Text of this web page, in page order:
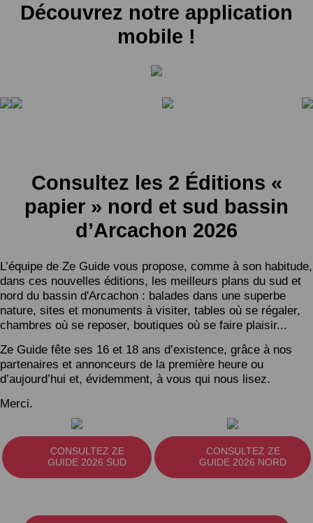
Découvrez notre application
mobile !
Consultez les 2 Éditions «
papier » nord et sud bassin
d’Arcachon 2026
L’équipe de Ze Guide vous propose, comme à son habitude,
dans ces nouvelles éditions, les meilleurs plans du sud et
nord du bassin d'Arcachon : balades dans une superbe
nature, sites et monuments à visiter, tables où se régaler,
chambres où se reposer, boutiques où se faire plaisir...
Ze Guide fête ses 16 et 18 ans d’existence, grâce à nos
partenaires et annonceurs de la première heure ou
d’aujourd’hui et, évidemment, à vous qui nous lisez.
Merci.
CONSULTEZ ZE
GUIDE 2026 SUD
CONSULTEZ ZE
GUIDE 2026 NORD